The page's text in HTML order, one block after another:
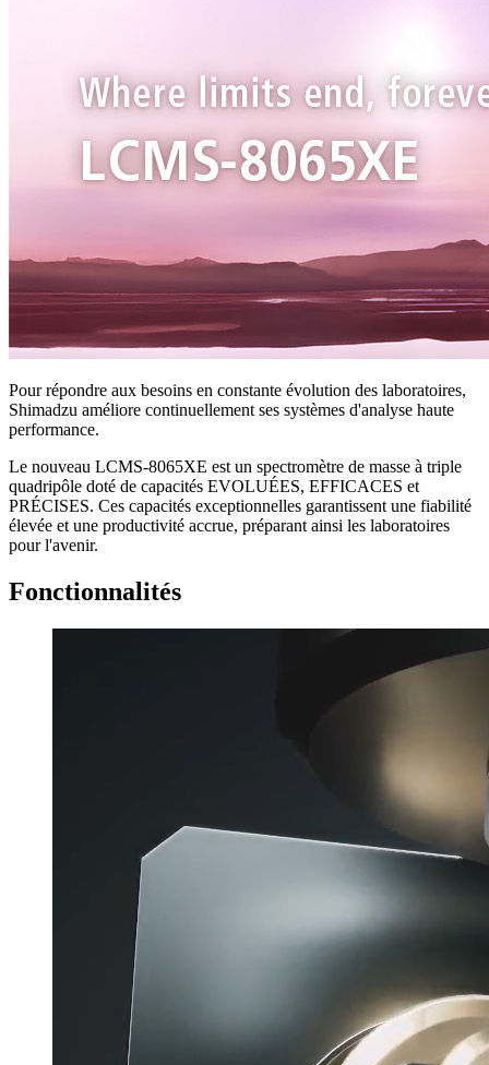
Pour répondre aux besoins en constante évolution des laboratoires,
Shimadzu améliore continuellement ses systèmes d'analyse haute
performance.
Le nouveau LCMS-8065XE est un spectromètre de masse à triple
quadripôle doté de capacités EVOLUÉES, EFFICACES et
PRÉCISES. Ces capacités exceptionnelles garantissent une fiabilité
élevée et une productivité accrue, préparant ainsi les laboratoires
pour l'avenir.
Fonctionnalités